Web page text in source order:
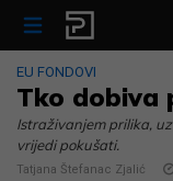
Skip to content
EU FONDOVI
Tko dobiva
Istraživanjem prilika,
vrijedi pokušati.
Tatjana Štefanac Zjalić